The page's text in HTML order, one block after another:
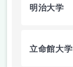
明治大学
立命館大学